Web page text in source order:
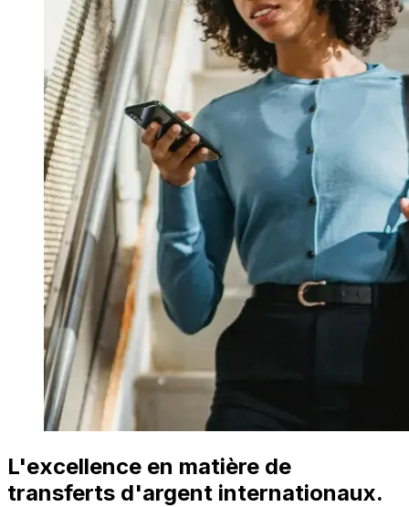
L'excellence en matière de
transferts d'argent internationaux.